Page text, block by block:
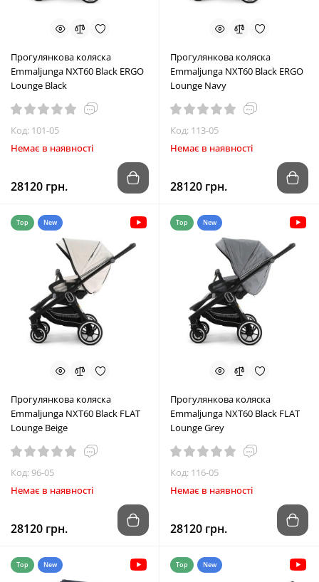
Прогулянкова коляска
Emmaljunga NXT60 Black ERGO
Lounge Black
Код: 101-05
Немає в наявності
28120 грн.
Прогулянкова коляска
Emmaljunga NXT60 Black ERGO
Lounge Navy
Код: 113-05
Немає в наявності
28120 грн.
Top New
Прогулянкова коляска
Emmaljunga NXT60 Black FLAT
Lounge Beige
Код: 96-05
Немає в наявності
28120 грн.
Top New
Прогулянкова коляска
Emmaljunga NXT60 Black FLAT
Lounge Grey
Код: 116-05
Немає в наявності
28120 грн.
Top New Top New